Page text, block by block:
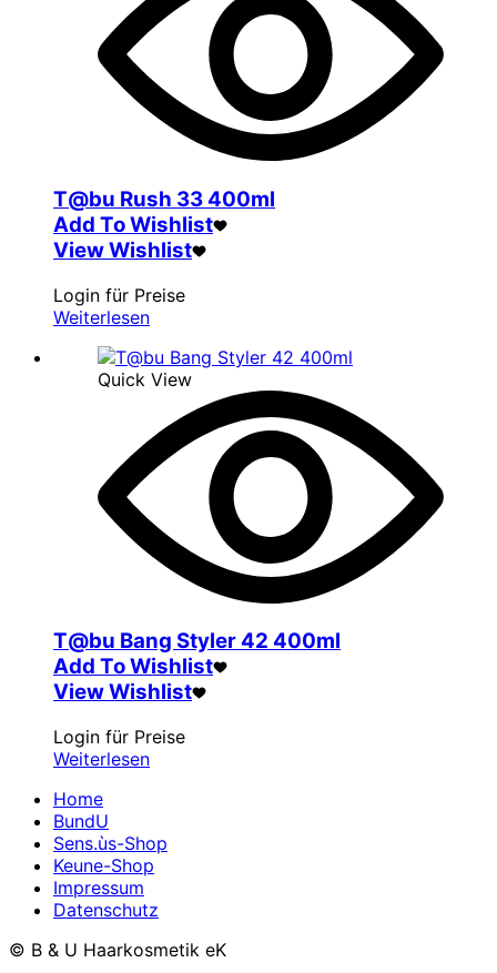
T@bu Rush 33 400ml
Add To Wishlist
View Wishlist
Login für Preise
Weiterlesen
Quick View
T@bu Bang Styler 42 400ml
Add To Wishlist
View Wishlist
Login für Preise
Weiterlesen
Home
BundU
Sens.ùs-Shop
Keune-Shop
Impressum
Datenschutz
© B & U Haarkosmetik eK